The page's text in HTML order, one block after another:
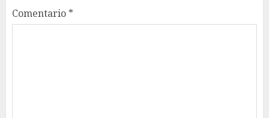
Comentario *